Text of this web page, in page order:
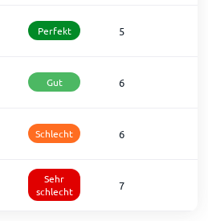
Perfekt 5
Gut 6
Schlecht 6
Sehr
schlecht
7